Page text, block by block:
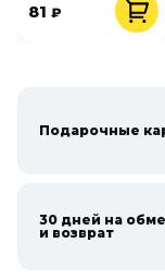
81 ₽
Подарочные
30 дней на
и возврат